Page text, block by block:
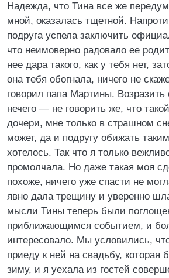
Надежда, что Тина все же
мной, оказалась тщетной.
подруга успела заключить
что неимоверно радовало ее
нее дара такого, как у тебя нет,
она тебя обогнала, ничего не
говорил папа Мартины.
нечего — не говорить же, что
дочери, мне только в страшном
может, да и подругу обижать
хотелось. Так что я только
промолчала. Но даже такая моя
похоже, ничего уже спасти не
явно дала трещину и уверенно
мысли Тины теперь были
приближающимся событием, и
интересовало. Мы условились,
приеду к ней на свадьбу, которая
зиму, и я уехала из гостей